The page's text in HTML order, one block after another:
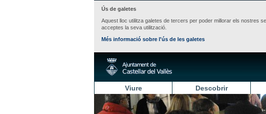
Ús de galetes
Aquest lloc utilitza galetes de tercers per poder millorar els nostres
acceptes la seva utilització.
Més informació sobre l'ús de les galetes
Viure Descobrir